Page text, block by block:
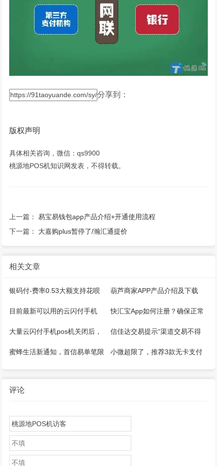
分享到：
版权声明
具体相关咨询，微信：qs9900
桃源地POS机知识网发表，不得转载。
上一篇：易宝易钱包app产品介绍+开通使用流程
下一篇： 大嘉购plus暂停了/瀚汇通提价
相关文章
银码付-费率0.53大额支持花呗
微信，注册开通教程
葫芦商家APP产品介绍及下载
目前最新可以用的云闪付手机
pos机推荐！
快汇宝App如何注册？确保正常
能用！
大量云闪付手机pos机关闭后，
怎么继续刷卡？
信佳达交易提示“渠道交易不得
大于100”还能用吗？其他解决方
蜜蜂生活新通知，首信易单笔限
小微超限了，推荐3款无卡支付
评论